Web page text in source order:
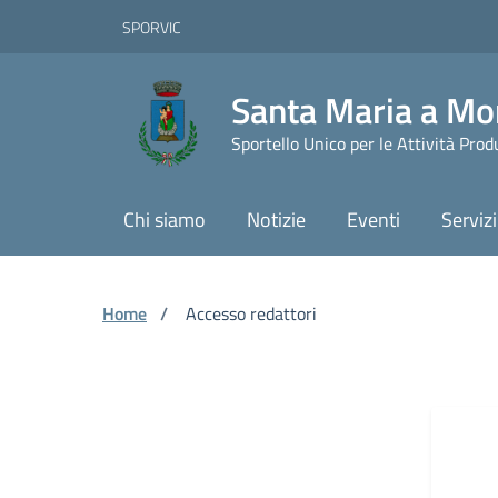
Skip to Main Content
SPORVIC
Santa Maria a
Sportello Unico per le Attività
Chi siamo Notizie Eventi Servizi
Home / Accesso redattori